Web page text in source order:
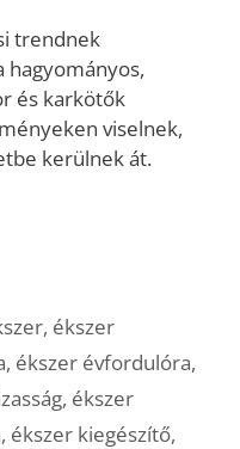
trendnek
hagyományos,
és karkötők
viselnek,
kerülnek át.
, ékszer
, ékszer évfordulóra,
, ékszer
, ékszer kiegészítő,